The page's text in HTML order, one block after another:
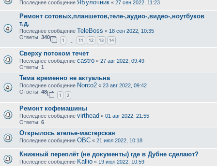
Последнее сообщение ЯБулочник « 27 сен 2022, 11:23
Ремонт сотовых,планшетов,теле-,аудио-,видео-,ноутбуков
т.д.
Последнее сообщение TeleBoss « 18 сен 2022, 10:35
Ответы: 340
1 11 12 13 14
Сверху потоком течет
Последнее сообщение castro « 27 авг 2022, 09:49
Ответы: 1
Тема временно не актуальна
Последнее сообщение Norco2 « 23 авг 2022, 09:42
Ответы: 48
1 2
Ремонт кофемашины
Последнее сообщение virthead « 01 авг 2022, 21:55
Ответы: 6
Открылось ателье-мастерская
Последнее сообщение ОВС « 21 июл 2022, 10:18
Книжный переплёт (не документы) где в Дубне сделают?
Последнее сообщение Kallio « 19 июл 2022, 10:59